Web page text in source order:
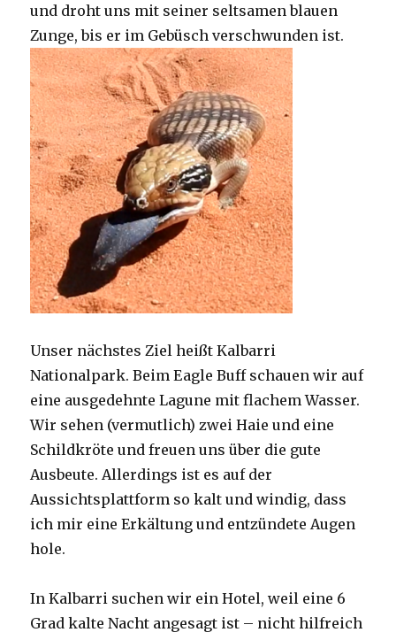
und droht uns mit seiner seltsamen blauen
Zunge, bis er im Gebüsch verschwunden ist.
Unser nächstes Ziel heißt Kalbarri
Nationalpark. Beim Eagle Buff schauen wir auf
eine ausgedehnte Lagune mit flachem Wasser.
Wir sehen (vermutlich) zwei Haie und eine
Schildkröte und freuen uns über die gute
Ausbeute. Allerdings ist es auf der
Aussichtsplattform so kalt und windig, dass
ich mir eine Erkältung und entzündete Augen
hole.
In Kalbarri suchen wir ein Hotel, weil eine 6
Grad kalte Nacht angesagt ist – nicht hilfreich